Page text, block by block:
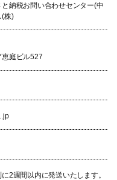
と納税お問い合わせセンター(中
(株)
恵庭ビル527
2週間以内に発送いたします。